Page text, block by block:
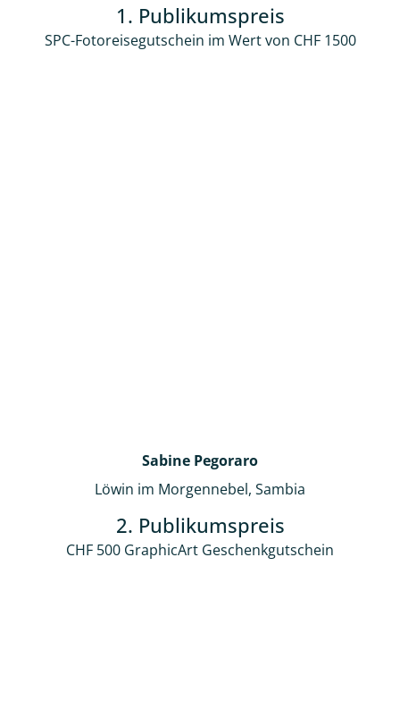
1. Publikumspreis
SPC-Fotoreisegutschein im Wert von CHF 1500
Sabine Pegoraro
Löwin im Morgennebel, Sambia
2. Publikumspreis
CHF 500 GraphicArt Geschenkgutschein